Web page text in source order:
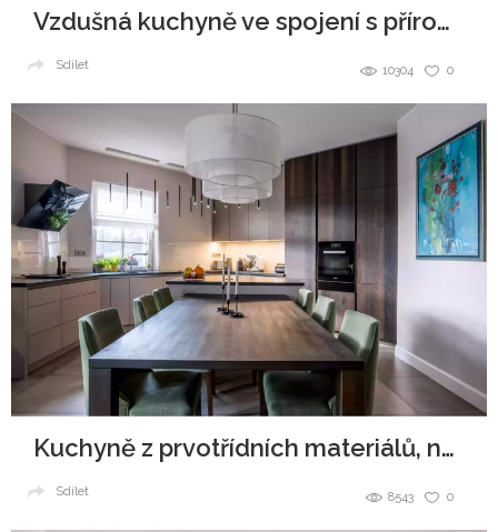
Vzdušná kuchyně ve spojení s přírodou
0
10304
Sdílet
Kuchyně z prvotřídních materiálů, navždy jako nová
0
8543
Sdílet